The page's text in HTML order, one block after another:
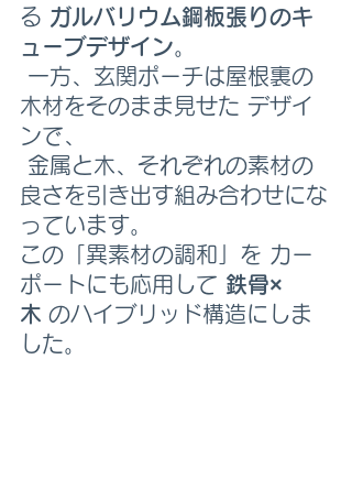
る ガルバリウム鋼板張りのキ
ューブデザイン。
木材をそのまま見せた デザイ
ンで、
良さを引き出す組み合わせにな
っています。
この「異素材の調和」を カー
ポートにも応用して 鉄骨×
木 のハイブリッド構造にしま
した。